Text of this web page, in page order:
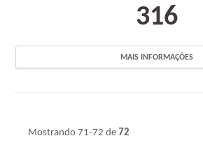
Busca:
BUSCAR
316
MAIS INFORMAÇÕES
Mostrando 71-72 de 72